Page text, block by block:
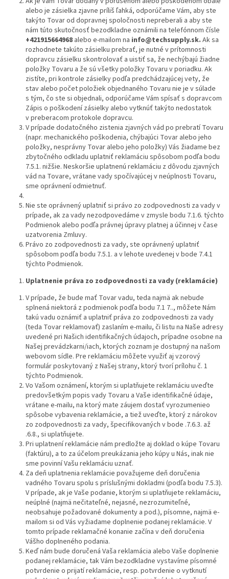
alebo je zásielka zjavne príliš ľahká, odporúčame Vám, aby ste
takýto Tovar od dopravnej spoločnosti nepreberali a aby ste
nám túto skutočnosť bezodkladne oznámili na telefónnom čísle
+421915664968 alebo e-mailom na info@techsupply.sk. Ak sa
rozhodnete takúto zásielku prebrať, je nutné v prítomnosti
dopravcu zásielku skontrolovať a uistiť sa, že nechýbajú žiadne
položky Tovaru a že sú všetky položky Tovaru v poriadku. Ak
zistíte, pri kontrole zásielky podľa predchádzajúcej vety, že
stav alebo počet položiek objednaného Tovaru nie je v súlade
s tým, čo ste si objednali, odporúčame Vám spísať s dopravcom
Zápis o poškodení zásielky alebo vytknúť takýto nedostatok
v preberacom protokole dopravcu.
V prípade dodatočného zistenia zjavných vád po prebratí Tovaru
(napr. mechanického poškodenia, chýbajúci Tovar alebo jeho
položky, nesprávny Tovar alebo jeho položky) Vás žiadame bez
zbytočného odkladu uplatniť reklamáciu spôsobom podľa bodu
7.5.1. nižšie. Neskoršie uplatnenú reklamáciu z dôvodu zjavných
vád na Tovare, vrátane vady spočívajúcej v neúplnosti Tovaru,
sme oprávnení odmietnuť.
Nie ste oprávnený uplatniť si právo zo zodpovednosti za vady v
prípade, ak za vady nezodpovedáme v zmysle bodu 7.1.6. týchto
Podmienok alebo podľa právnej úpravy platnej a účinnej v čase
uzatvorenia Zmluvy.
Právo zo zodpovednosti za vady, ste oprávnený uplatniť
spôsobom podľa bodu 7.5.1. a v lehote uvedenej v bode 7.4.1
týchto Podmienok.
Uplatnenie práva zo zodpovednosti za vady (reklamácie)
V prípade, že bude mať Tovar vadu, teda najmä ak nebude
splnená niektorá z podmienok podľa bodu 7.1 7.., môžete Nám
takú vadu oznámiť a uplatniť práva zo zodpovednosti za vady
(teda Tovar reklamovať) zaslaním e-mailu, či listu na Naše adresy
uvedené pri Našich identifikačných údajoch, prípadne osobne na
Našej prevádzkarni/iach, ktorých zoznam je dostupný na našom
webovom sídle. Pre reklamáciu môžete využiť aj vzorový
formulár poskytovaný z Našej strany, ktorý tvorí prílohu č. 1
týchto Podmienok.
Vo Vašom oznámení, ktorým si uplatňujete reklamáciu uveďte
predovšetkým popis vady Tovaru a Vaše identifikačné údaje,
vrátane e-mailu, na ktorý mate záujem dostať vyrozumenieo
spôsobe vybavenia reklamácie, a tiež uveďte, ktorý z nárokov
zo zodpovednosti za vady, špecifikovaných v bode .7.6.3. až
.6.8., si uplatňujete.
Pri uplatnení reklamácie nám predložte aj doklad o kúpe Tovaru
(faktúru), a to za účelom preukázania jeho kúpy u Nás, inak nie
sme povinní Vašu reklamáciu uznať.
Za deň uplatnenia reklamácie považujeme deň doručenia
vadného Tovaru spolu s príslušnými dokladmi (podľa bodu 7.5.3).
V prípade, ak je Vaše podanie, ktorým si uplatňujete reklamáciu,
neúplné (najmä nečitateľné, nejasné, nezrozumiteľné,
neobsahuje požadované dokumenty a pod.), písomne, najmä e-
mailom si od Vás vyžiadame doplnenie podanej reklamácie. V
tomto prípade reklamačné konanie začína v deň doručenia
Vášho doplneného podania.
Keď nám bude doručená Vaša reklamácia alebo Vaše doplnenie
podanej reklamácie, tak Vám bezodkladne vystavíme písomné
potvrdenie o prijatí reklamácie, resp. potvrdenie o vytknutí